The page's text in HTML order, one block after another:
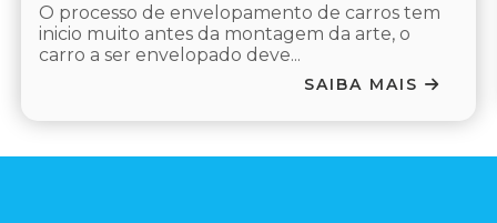
O processo de envelopamento de carros tem
inicio muito antes da montagem da arte, o
carro a ser envelopado deve...
SAIBA MAIS